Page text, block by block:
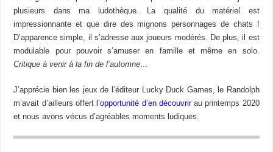
plusieurs dans ma ludothèque. La qualité du matériel est
impressionnante et que dire des mignons personnages de chats !
D’apparence simple, il s’adresse aux joueurs modérés. De plus, il est
modulable pour pouvoir s’amuser en famille et même en solo.
Critique à venir à la fin de l’automne…
J’apprécie bien les jeux de l’éditeur Lucky Duck Games, le Randolph
m’avait d’ailleurs offert l’opportunité d’en découvrirau printemps 2020
et nous avons vécus d’agréables moments ludiques.